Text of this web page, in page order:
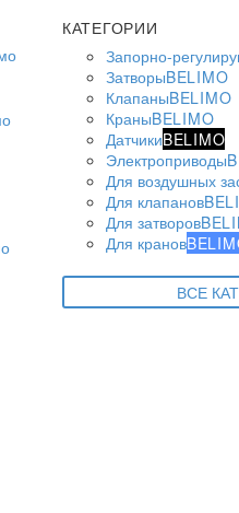
КАТЕГОРИИ
Запорно-
ЗатворыBELIMO
КлапаныBELIMO
КраныBELIMO
ДатчикиBELIMO
Электроприводы
Для воздушных
Для клапанов
Для затворов
Для кранов
ВСЕ